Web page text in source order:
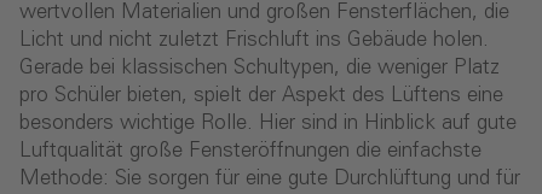
wertvollen Materialien und großen Fensterflächen, die
Licht und nicht zuletzt Frischluft ins Gebäude holen.
Gerade bei klassischen Schultypen, die weniger Platz
pro Schüler bieten, spielt der Aspekt des Lüftens eine
besonders wichtige Rolle. Hier sind in Hinblick auf gute
Luftqualität große Fensteröffnungen die einfachste
Methode: Sie sorgen für eine gute Durchlüftung und für